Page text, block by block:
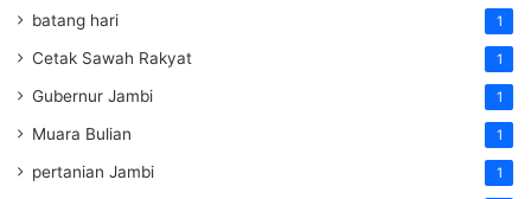
batang hari 1
Cetak Sawah Rakyat 1
Gubernur Jambi 1
Muara Bulian 1
pertanian Jambi 1